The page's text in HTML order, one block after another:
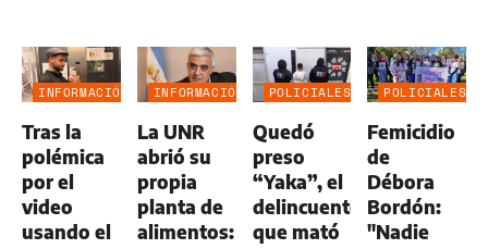
INFORMACIÓN
Tras la
polémica
por el
video
usando el
INFORMACIÓN
La UNR
abrió su
propia
planta de
alimentos:
POLICIALES
Quedó
preso
“Yaka”, el
delincuente
que mató
POLICIALES
Femicidio
de
Débora
Bordón:
"Nadie